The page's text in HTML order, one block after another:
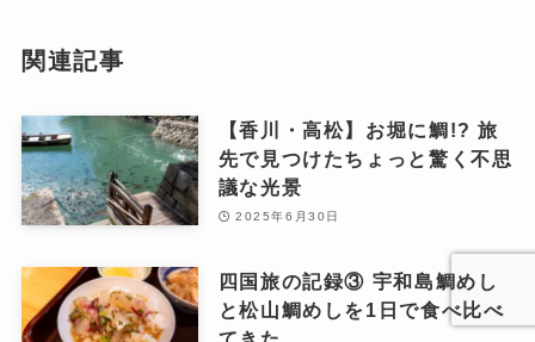
関連記事
【香川・高松】お堀に鯛!? 旅
先で見つけたちょっと驚く不思
議な光景
2025年6月30日
四国旅の記録③ 宇和島鯛めし
と松山鯛めしを1日で食べ比べ